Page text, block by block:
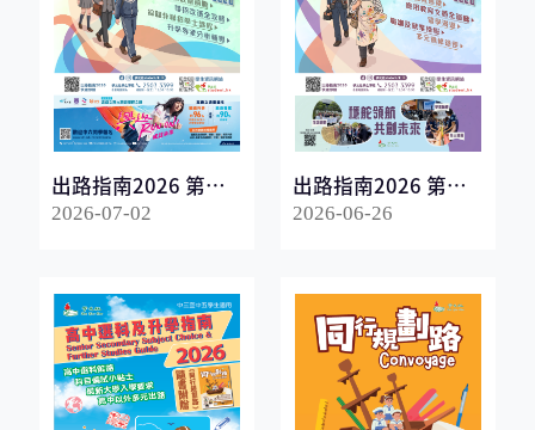
出路指南2026 第一
冊
2026-07-02
出路指南2026 第二
冊
2026-06-26